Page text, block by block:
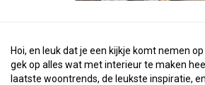
Hoi, en leuk dat je een kijkje komt nemen
gek op alles wat met interieur te maken
laatste woontrends, de leukste inspiratie,